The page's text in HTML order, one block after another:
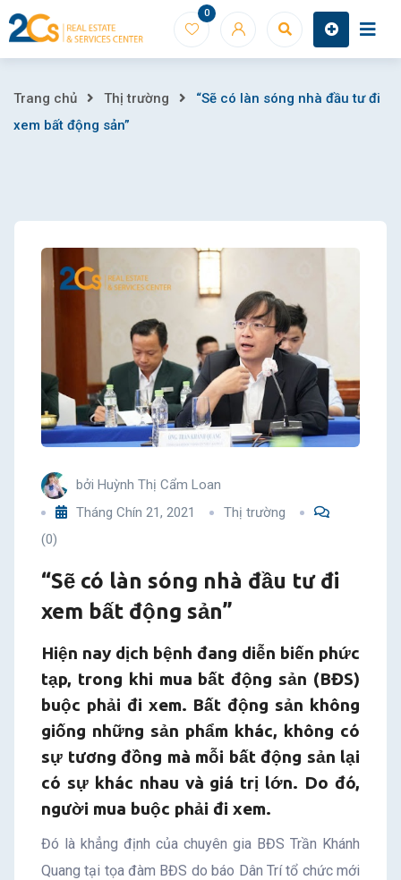
Skip
to
0
“Sẽ
sóng
nhà
đầu
xem
bất
động
sản”
Trang chủ Thị trường
“Sẽ có làn sóng nhà đầu tư đi
xem bất động sản”
bởi Huỳnh Thị Cẩm Loan
Tháng Chín 21, 2021
Thị trường
(0)
“Sẽ có làn sóng nhà đầu tư đi
xem bất động sản”
Hiện nay dịch bệnh đang diễn biến phức
tạp, trong khi mua bất động sản (BĐS)
buộc phải đi xem. Bất động sản không
giống những sản phẩm khác, không có
sự tương đồng mà mỗi bất động sản lại
có sự khác nhau và giá trị lớn. Do đó,
người mua buộc phải đi xem.
Đó là khẳng định của chuyên gia BĐS Trần Khánh
Quang tại tọa đàm BĐS do báo Dân Trí tổ chức mới